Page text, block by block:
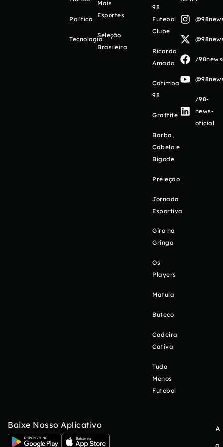
Política
Tecnologia
Mais
Esportes
Seleção
Brasileira
98
Futebol
Clube
Ricardo
Amado
Catimba
98
Graffite
Barba,
Cabelo e
Bigode
Preleção
Jornada
Esportiva
Giro na
Gringa
Os
Players
Matula
Buteco
Cadeira
Cativa
Tudo
Menos
Futebol
/
/98-
news-
oficial
Baixe Nosso Aplicativo
A
o